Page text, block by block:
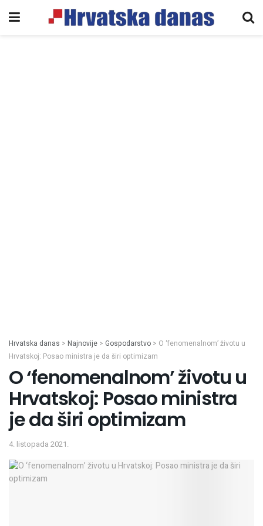
Hrvatska danas > Najnovije > Gospodarstvo > O ‘fenomenalnom’ životu u
Hrvatskoj: Posao ministra je da širi optimizam
O ‘fenomenalnom’ životu u
Hrvatskoj: Posao ministra
je da širi optimizam
4. listopada 2021.